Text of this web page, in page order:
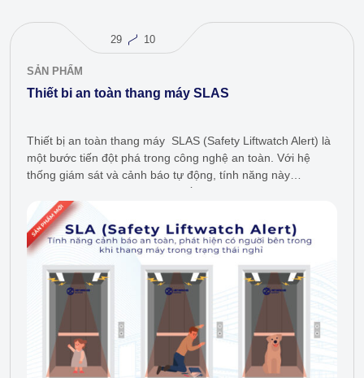
29 10
SẢN PHẨM
Thiết bi an toàn thang máy SLAS
Thiết bị an toàn thang máy SLAS (Safety Liftwatch Alert) là
một bước tiến đột phá trong công nghệ an toàn. Với hệ
thống giám sát và cảnh báo tự động, tính năng này
giúp phát hiện sớm các tình huống…